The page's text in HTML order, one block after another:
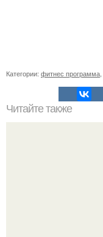
Категории: фитнес программа
Читайте также